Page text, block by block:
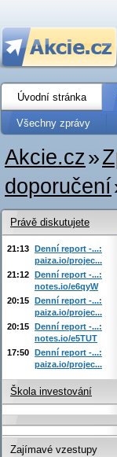
Úvodní stránka
Všechny zprávy
Akcie.cz»
doporučení
Právě diskutujete
21:13 Denní report -...:
paiza.io/projec...
21:12 Denní report -...:
notes.io/e6qyW
20:15 Denní report -...:
paiza.io/projec...
20:15 Denní report -...:
notes.io/e5TUT
17:50 Denní report -...:
paiza.io/projec...
Škola investování
Zajímavé vzestupy